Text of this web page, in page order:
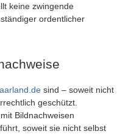
keine zwingende
ordentlicher
sind – soweit nicht
geschützt.
Bildnachweisen
soweit sie nicht selbst